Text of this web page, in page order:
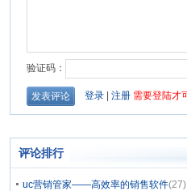
评论排行
uc营销管家——高效率的销售软件(27)